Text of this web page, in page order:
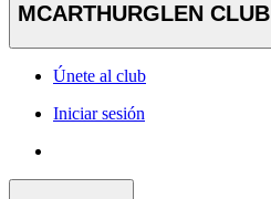
MCARTHURGLEN CLUB
Únete al club
Iniciar sesión